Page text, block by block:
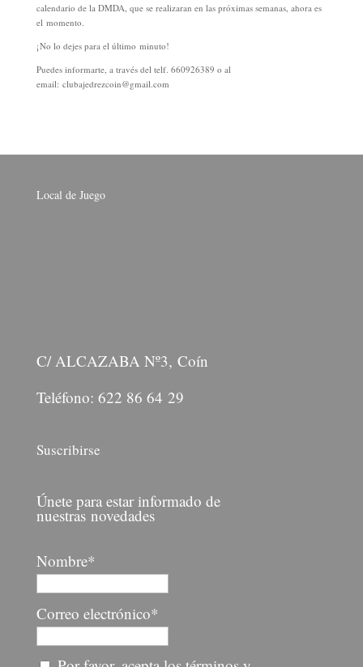
calendario de la DMDA, que se realizaran en las próximas semanas, ahora es
el momento.
¡No lo dejes para el último minuto!
Puedes informarte, a través del telf. 660926389 o al
email: clubajedrezcoin@gmail.com
Local de Juego
C/ ALCAZABA Nº3, Coín
Teléfono: 622 86 64 29
Suscribirse
Únete para estar informado de
nuestras novedades
Nombre*
Correo electrónico*